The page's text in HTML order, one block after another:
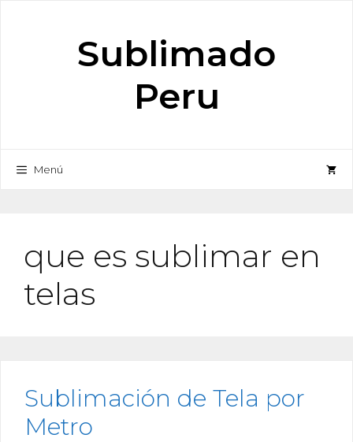
Sublimado
Peru
Menú
que es sublimar en
telas
Sublimación de Tela por
Metro